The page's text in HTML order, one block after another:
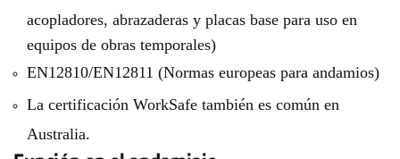
acopladores, abrazaderas y placas base para uso en
equipos de obras temporales)
EN12810/EN12811 (Normas europeas para andamios)
La certificación WorkSafe también es común en
Australia.